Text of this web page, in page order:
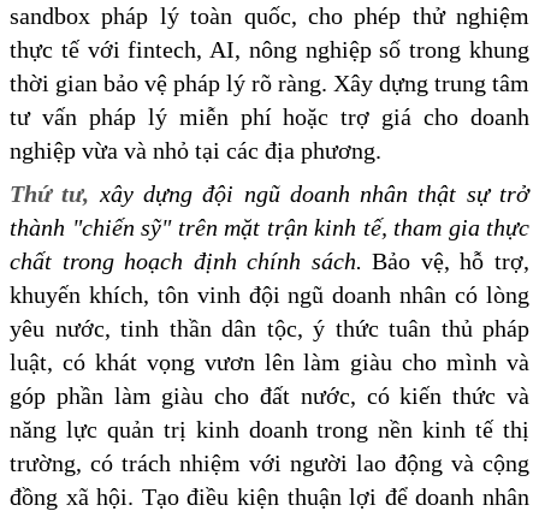
sandbox pháp lý toàn quốc, cho phép thử nghiệm
thực tế với fintech, AI, nông nghiệp số trong khung
thời gian bảo vệ pháp lý rõ ràng. Xây dựng trung tâm
tư vấn pháp lý miễn phí hoặc trợ giá cho doanh
nghiệp vừa và nhỏ tại các địa phương.
Thứ tư, xây dựng đội ngũ doanh nhân thật sự trở
thành "chiến sỹ" trên mặt trận kinh tế, tham gia thực
chất trong hoạch định chính sách.Bảo vệ, hỗ trợ,
khuyến khích, tôn vinh đội ngũ doanh nhân có lòng
yêu nước, tinh thần dân tộc, ý thức tuân thủ pháp
luật, có khát vọng vươn lên làm giàu cho mình và
góp phần làm giàu cho đất nước, có kiến thức và
năng lực quản trị kinh doanh trong nền kinh tế thị
trường, có trách nhiệm với người lao động và cộng
đồng xã hội. Tạo điều kiện thuận lợi để doanh nhân